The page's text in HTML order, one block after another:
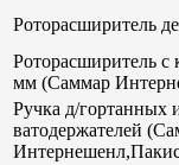
Роторасширитель
Роторасширитель с
мм (Саммар
Ручка д/гортанных
ватодержателей